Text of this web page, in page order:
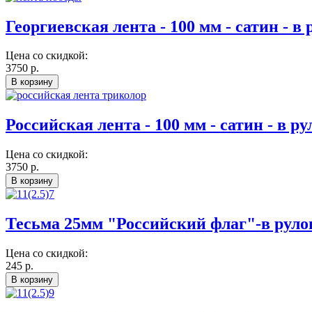
Георгиевская лента - 100 мм - сатин - в
Цена со скидкой:
3750 р.
Российская лента - 100 мм - сатин - в
Цена со скидкой:
3750 р.
Тесьма 25мм "Российский флаг"-в
Цена со скидкой:
245 р.